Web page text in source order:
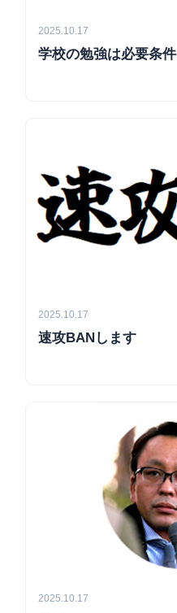
2025.10.17
学校の勉強は必要条件
2025.10.17
速攻BANします
2025.10.17